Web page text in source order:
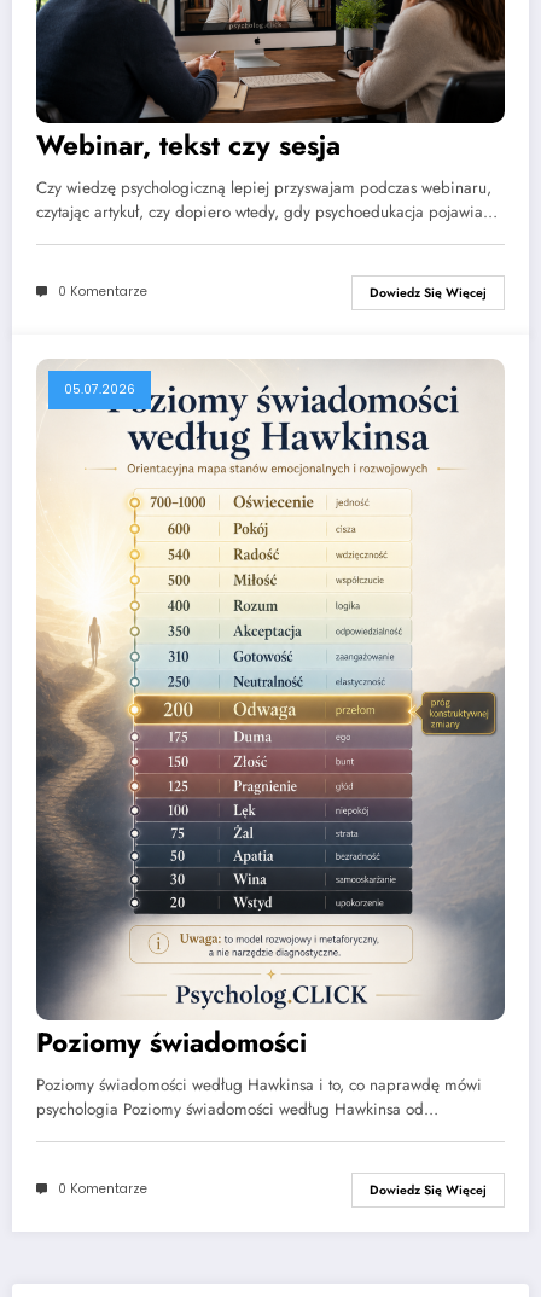
Webinar, tekst czy sesja
Czy wiedzę psychologiczną lepiej przyswajam podczas webinaru,
czytając artykuł, czy dopiero wtedy, gdy psychoedukacja pojawia…
0 Komentarze Dowiedz Się Więcej
05.07.2026
Poziomy świadomości
Poziomy świadomości według Hawkinsa i to, co naprawdę mówi
psychologia Poziomy świadomości według Hawkinsa od…
0 Komentarze Dowiedz Się Więcej